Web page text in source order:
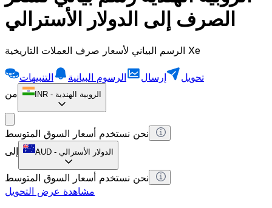
الصرف إلى الدولار الأسترالي
الرسم البياني لأسعار صرف العملات التاريخية Xe
تحويل إرسال الرسوم البيانية
التنبيهات
من
INR - الروبية الهندية
نحن نستخدم أسعار السوق المتوسط
إلى
AUD - الدولار الأسترالي
نحن نستخدم أسعار السوق المتوسط
مشاهدة عرض التحويل